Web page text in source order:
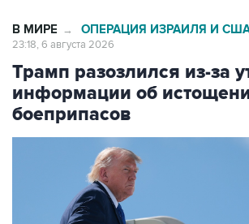
В МИРЕ → ОПЕРАЦИЯ ИЗРАИЛЯ И
23:18, 6 августа 2026
Трамп разозлился из-за
информации об
боеприпасов